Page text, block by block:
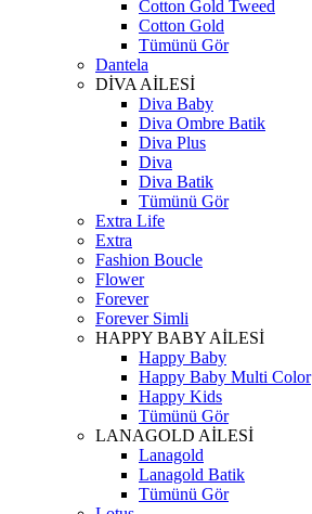
Cotton Gold Tweed
Cotton Gold
Tümünü Gör
Dantela
DİVA AİLESİ
Diva Baby
Diva Ombre Batik
Diva Plus
Diva
Diva Batik
Tümünü Gör
Extra Life
Extra
Fashion Boucle
Flower
Forever
Forever Simli
HAPPY BABY AİLESİ
Happy Baby
Happy Baby Multi Color
Happy Kids
Tümünü Gör
LANAGOLD AİLESİ
Lanagold
Lanagold Batik
Tümünü Gör